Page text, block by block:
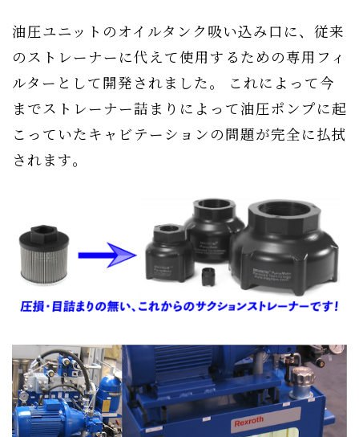
油圧ユニットのオイルタンク吸い込み口に、従来
のストレーナーに代えて使用するための専用フィ
ルターとして開発されました。 これによって今
までストレーナー詰まりによって油圧ポンプに起
こっていたキャビテーションの問題が完全に払拭
されます。